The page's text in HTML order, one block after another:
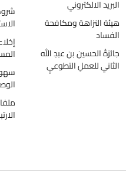
البريد الالكتروني
هيئة النزاهة ومكافحة
الفساد
جائزةُ الحسين بن عبدِ الله
الثاني للعملِ التطوعيِ
شروط
إخلاء
سهولة
الوصول
ملفات
الارتباط